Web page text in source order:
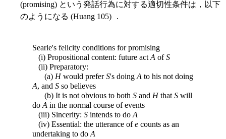
(promising) という発話行為に対する適切性条件は，以下
のようになる (Huang 105) ．
Searle's felicity conditions for promising
(i) Propositional content: future act A ofS
(ii) Preparatory:
(a) Hwould preferS's doing A to his not doing
A, and S so believes
(b) It is not obvious to both S and Hthat S will
do A in the normal course of events
(iii) Sincerity: S intends to do A
(iv) Essential: the utterance ofe counts as an
undertaking to do A